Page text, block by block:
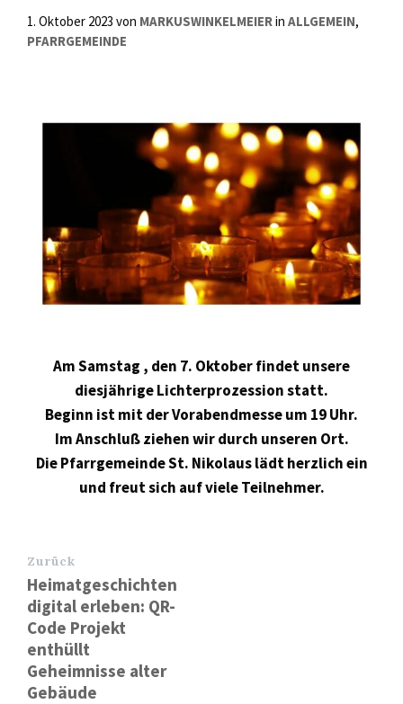
1. Oktober 2023 von MARKUSWINKELMEIERin ALLGEMEIN,
PFARRGEMEINDE
Am Samstag , den 7. Oktober findet unsere
diesjährige Lichterprozession statt.
Beginn ist mit der Vorabendmesse um 19 Uhr.
Im Anschluß ziehen wir durch unseren Ort.
Die Pfarrgemeinde St. Nikolaus lädt herzlich ein
und freut sich auf viele Teilnehmer.
Zurück
Heimatgeschichten
digital erleben: QR-
Code Projekt
enthüllt
Geheimnisse alter
Gebäude